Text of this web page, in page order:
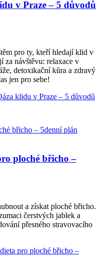
v Praze – 5 důvodů
pro ty, kteří hledají klid v
za návštěvu: relaxace v
detoxikační kůra a zdravý
jen pro sebe!
klidu v Praze – 5 důvodů
ploché břicho –
a získat ploché břicho.
čerstvých jablek a
přesného stravovacího
pro ploché břicho –